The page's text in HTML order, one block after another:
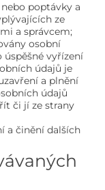
poptávky a
ze
a správcem;
osobní
úspěšné vyřízení
údajů je
a plnění
údajů
či jí ze strany
a činění dalších